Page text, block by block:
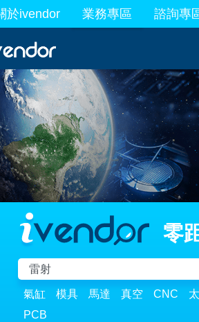
於ivendor 業務專區
最新業務 諮詢專
零
氣缸 模具 馬達 真空 CNC
PCB